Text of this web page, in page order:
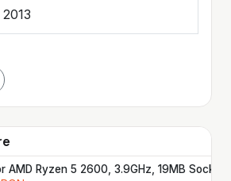
2013
AMD Ryzen 5 2600, 3.9GHz, 19MB